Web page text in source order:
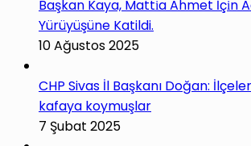
Başkan Kaya, Matti̇a Ahmet İçi̇n
Yürüyüşüne Katildi.
10 Ağustos 2025
CHP Sivas İl Başkanı Doğan:
kafaya koymuşlar
7 Şubat 2025